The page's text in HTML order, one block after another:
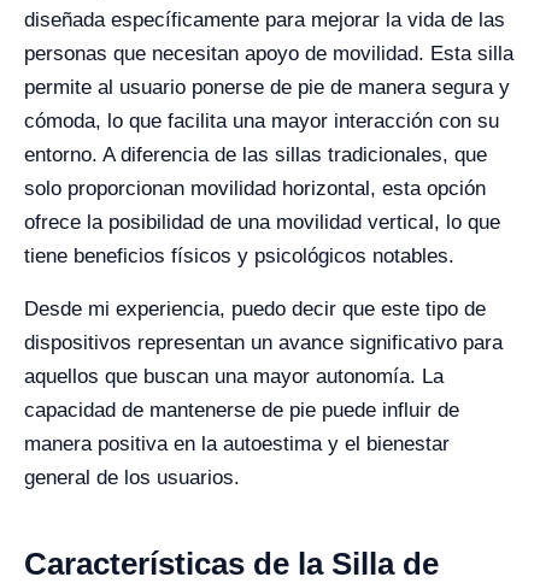
diseñada específicamente para mejorar la vida de las
personas que necesitan apoyo de movilidad. Esta silla
permite al usuario ponerse de pie de manera segura y
cómoda, lo que facilita una mayor interacción con su
entorno. A diferencia de las sillas tradicionales, que
solo proporcionan movilidad horizontal, esta opción
ofrece la posibilidad de una movilidad vertical, lo que
tiene beneficios físicos y psicológicos notables.
Desde mi experiencia, puedo decir que este tipo de
dispositivos representan un avance significativo para
aquellos que buscan una mayor autonomía. La
capacidad de mantenerse de pie puede influir de
manera positiva en la autoestima y el bienestar
general de los usuarios.
Características de la Silla de